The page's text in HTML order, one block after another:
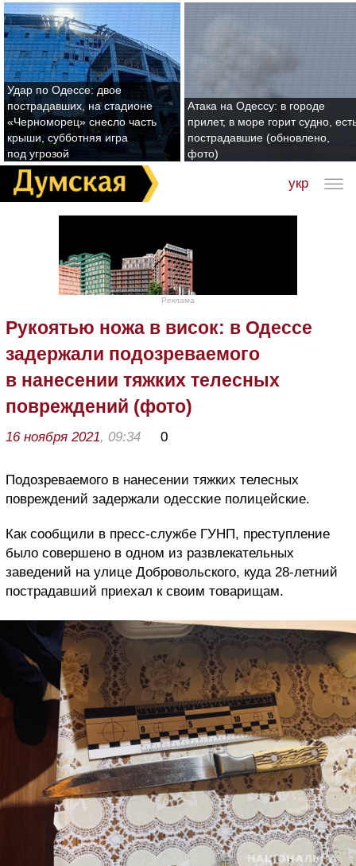
Удар по Одессе: двое
пострадавших, на стадионе
«Черноморец» снесло часть
крыши, субботняя игра
под угрозой
Атака на Одессу: в городе
прилет, в море горит судно,
пострадавшие (обновлено,
фото)
укр
Реклама
Рукоятью ножа в висок: в Одессе
задержали подозреваемого
в нанесении тяжких телесных
повреждений (фото)
16 ноября 2021, 09:34 0
Подозреваемого в нанесении тяжких телесных
повреждений задержали одесские полицейские.
Как сообщили в пресс-службе ГУНП, преступление
было совершено в одном из развлекательных
заведений на улице Добровольского, куда 28-летний
пострадавший приехал к своим товарищам.